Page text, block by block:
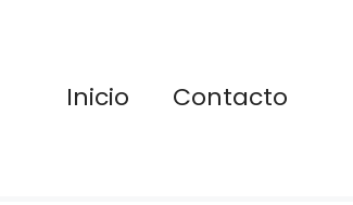
Inicio Contacto